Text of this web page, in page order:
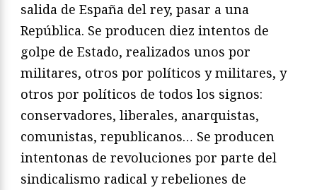
salida de España del rey, pasar a una
República. Se producen diez intentos de
golpe de Estado, realizados unos por
militares, otros por políticos y militares, y
otros por políticos de todos los signos:
conservadores, liberales, anarquistas,
comunistas, republicanos… Se producen
intentonas de revoluciones por parte del
sindicalismo radical y rebeliones de